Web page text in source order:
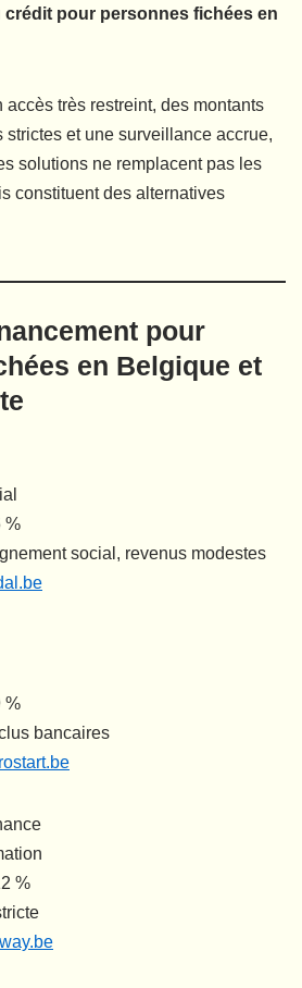
crédit pour personnes fichées en
accès très restreint, des montants
et une surveillance accrue,
solutions ne remplacent pas les
constituent des alternatives
pour
en Belgique et
%
social, revenus modestes
%
bancaires
%